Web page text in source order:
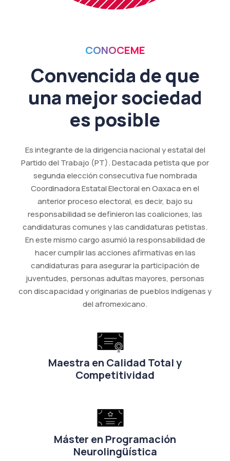
CONOCEME
Convencida de que
una mejor sociedad
es posible
Es integrante de la dirigencia nacional y estatal del
Partido del Trabajo (PT). Destacada petista que por
segunda elección consecutiva fue nombrada
Coordinadora Estatal Electoral en Oaxaca en el
anterior proceso electoral, es decir, bajo su
responsabilidad se definieron las coaliciones, las
candidaturas comunes y las candidaturas petistas.
En este mismo cargo asumió la responsabilidad de
hacer cumplir las acciones afirmativas en las
candidaturas para asegurar la participación de
juventudes, personas adultas mayores, personas
con discapacidad y originarias de pueblos indígenas y
del afromexicano.
Maestra en Calidad Total y
Competitividad
Máster en Programación
Neurolingüística